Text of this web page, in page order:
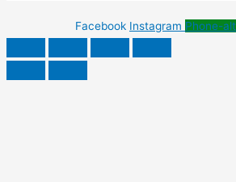
Facebook Instagram Phone-alt